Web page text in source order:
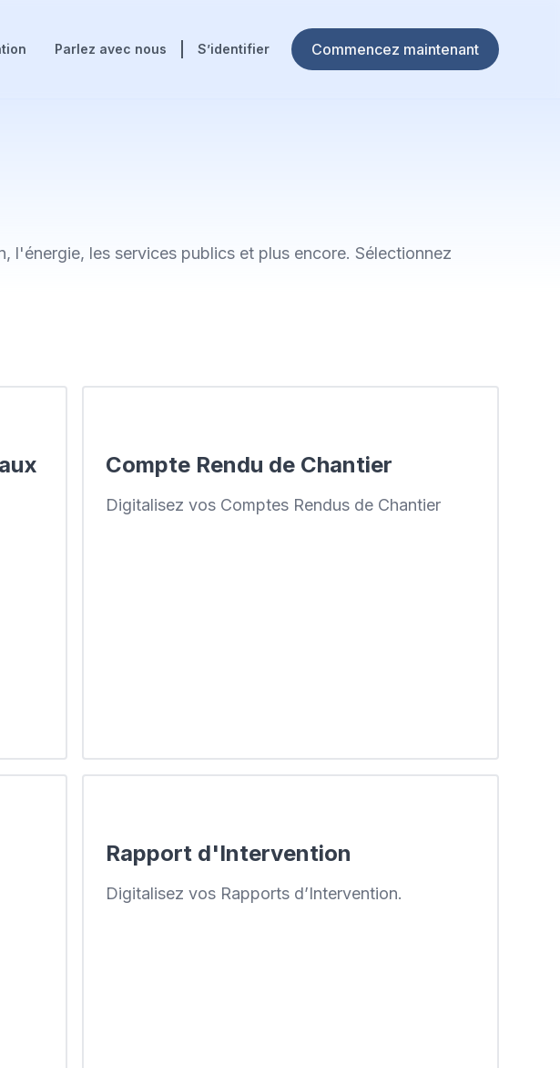
Parlez avec nous S’identifier Commencez maintenant
les services publics et plus encore. Sélectionnez
Compte Rendu de Chantier
Digitalisez vos Comptes Rendus de Chantier
Rapport d'Intervention
Digitalisez vos Rapports d’Intervention.